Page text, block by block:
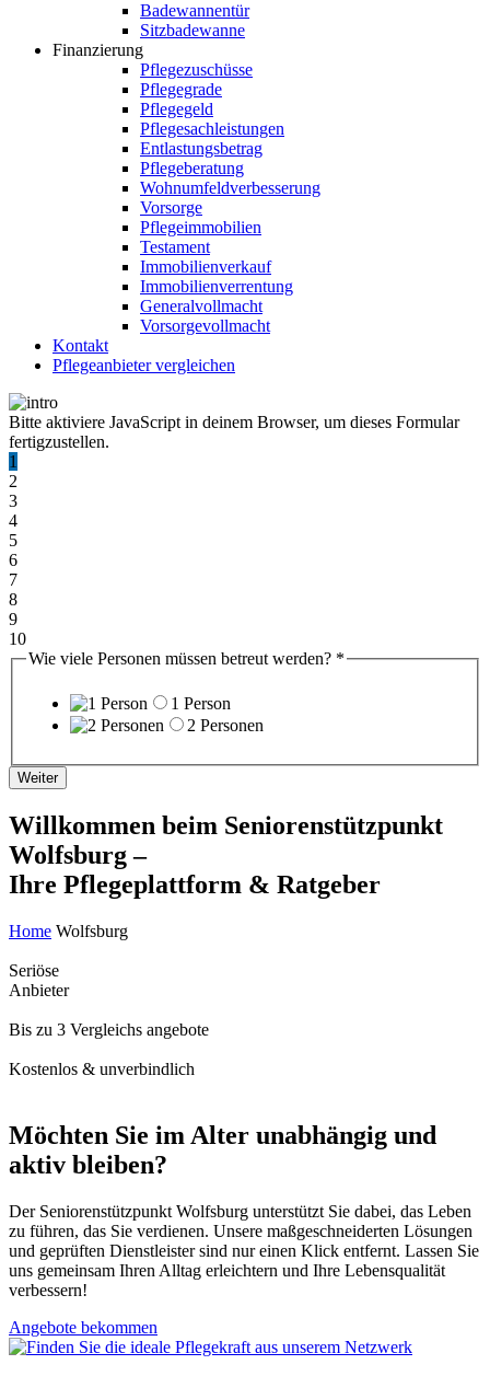
Badewannentür
Sitzbadewanne
Finanzierung
Pflegezuschüsse
Pflegegrade
Pflegegeld
Pflegesachleistungen
Entlastungsbetrag
Pflegeberatung
Wohnumfeldverbesserung
Vorsorge
Pflegeimmobilien
Testament
Immobilienverkauf
Immobilienverrentung
Generalvollmacht
Vorsorgevollmacht
Kontakt
Pflegeanbieter vergleichen
Bitte aktiviere JavaScript in deinem Browser, um dieses Formular
fertigzustellen.
1
2
3
4
5
6
7
8
9
10
Wie viele Personen müssen betreut werden? *
1 Person
2 Personen
Weiter
Willkommen beim Seniorenstützpunkt
Wolfsburg –
Ihre Pflegeplattform & Ratgeber
Home Wolfsburg
Seriöse
Anbieter
Bis zu 3 Vergleichs angebote
Kostenlos & unverbindlich
Möchten Sie im Alter unabhängig und
aktiv bleiben?
Der Seniorenstützpunkt Wolfsburg unterstützt Sie dabei, das Leben
zu führen, das Sie verdienen. Unsere maßgeschneiderten Lösungen
und geprüften Dienstleister sind nur einen Klick entfernt. Lassen Sie
uns gemeinsam Ihren Alltag erleichtern und Ihre Lebensqualität
verbessern!
Angebote bekommen